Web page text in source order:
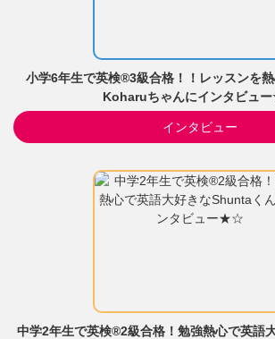
小学6年生で英検®3級合格！！レッスンを
Koharuちゃんにインタビュ
インタビュー
中学2年生で英検®2級合格！勉強熱心で英語